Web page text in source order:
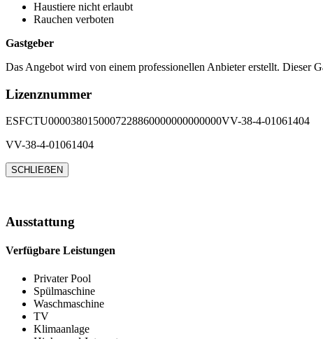
Haustiere nicht erlaubt
Rauchen verboten
Gastgeber
Das Angebot wird von einem professionellen Anbieter erstellt. Dieser
Lizenznummer
ESFCTU0000380150007228860000000000000VV-38-4-01061404
VV-38-4-01061404
SCHLIEẞEN
Ausstattung
Verfügbare Leistungen
Privater Pool
Spülmaschine
Waschmaschine
TV
Klimaanlage